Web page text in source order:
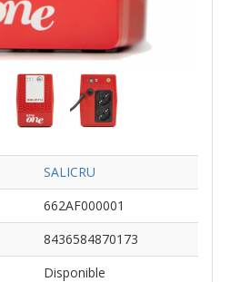
SALICRU
662AF000001
8436584870173
Disponible